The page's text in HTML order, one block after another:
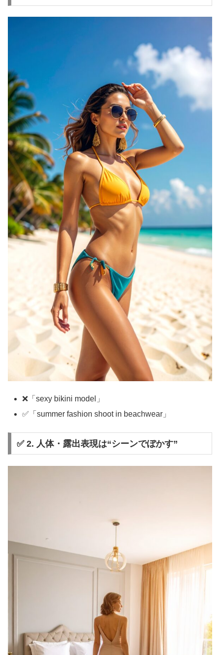
❌「sexy bikini model」
✅「summer fashion shoot in beachwear」
✅ 2. 人体・露出表現は“シーンでぼかす”